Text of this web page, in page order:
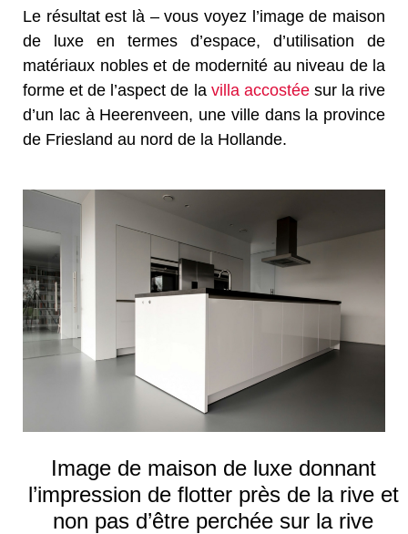
Le résultat est là – vous voyez l’image de maison
de luxe en termes d’espace, d’utilisation de
matériaux nobles et de modernité au niveau de la
forme et de l’aspect de la villa accostéesur la rive
d’un lac à Heerenveen, une ville dans la province
de Friesland au nord de la Hollande.
Image de maison de luxe donnant
l’impression de flotter près de la rive et
non pas d’être perchée sur la rive